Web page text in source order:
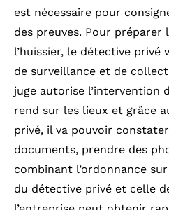
est nécessaire pour
des preuves. Pour préparer
l’huissier, le détective
de surveillance et de
juge autorise l’intervention
rend sur les lieux et grâce
privé, il va pouvoir
documents, prendre des
combinant l’ordonnance
du détective privé et celle